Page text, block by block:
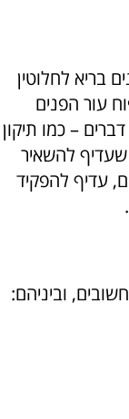
בריא לחלוטין
עור הפנים
– כמו תיקון
שעדיף להשאיר
עדיף להפקיד
וביניהם: